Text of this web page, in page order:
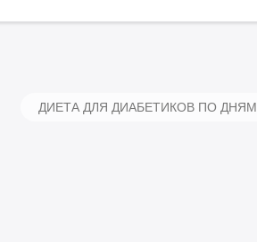
ДИЕТА ДЛЯ ДИАБЕТИКОВ ПО ДНЯМ